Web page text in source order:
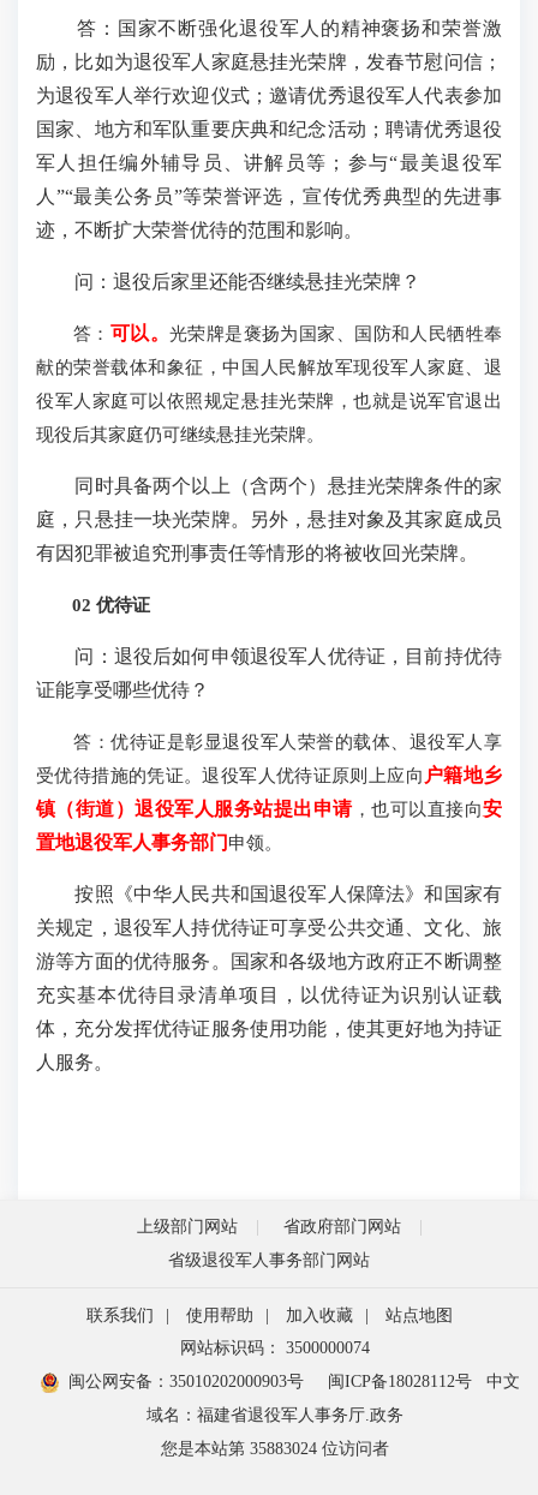
答：国家不断强化退役军人的精神褒扬和荣誉激
励，比如为退役军人家庭悬挂光荣牌，发春节慰问信；
为退役军人举行欢迎仪式；邀请优秀退役军人代表参加
国家、地方和军队重要庆典和纪念活动；聘请优秀退役
军人担任编外辅导员、讲解员等；参与“最美退役军
人”“最美公务员”等荣誉评选，宣传优秀典型的先进事
迹，不断扩大荣誉优待的范围和影响。
问：退役后家里还能否继续悬挂光荣牌？
答： 可以。 光荣牌是褒扬为国家、国防和人民牺牲奉
献的荣誉载体和象征，中国人民解放军现役军人家庭、退
役军人家庭可以依照规定悬挂光荣牌，也就是说军官退出
现役后其家庭仍可继续悬挂光荣牌。
同时具备两个以上（含两个）悬挂光荣牌条件的家
庭，只悬挂一块光荣牌。另外，悬挂对象及其家庭成员
有因犯罪被追究刑事责任等情形的将被收回光荣牌。
02 优待证
问：退役后如何申领退役军人优待证，目前持优待
证能享受哪些优待？
答：优待证是彰显退役军人荣誉的载体、退役军人享
受优待措施的凭证。退役军人优待证原则上应向 户籍地乡
镇（街道）退役军人服务站提出申请，也可以直接向安
置地退役军人事务部门 申领。
按照《中华人民共和国退役军人保障法》和国家有
关规定，退役军人持优待证可享受公共交通、文化、旅
游等方面的优待服务。国家和各级地方政府正不断调整
充实基本优待目录清单项目，以优待证为识别认证载
体，充分发挥优待证服务使用功能，使其更好地为持证
人服务。
上级部门网站
省政府部门网站
省级退役军人事务部门网站
联系我们 | 使用帮助 | 加入收藏 |
站点地图
网站标识码： 3500000074
闽公网安备：35010202000903号
闽ICP备18028112号
中文
域名：福建省退役军人事务厅.政务
您是本站第 35883024 位访问者